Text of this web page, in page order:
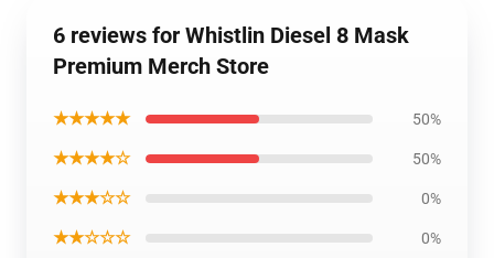
6 reviews for Whistlin Diesel 8 Mask
Premium Merch Store
★★★★★ 50%
★★★★☆ 50%
★★★☆☆ 0%
★★☆☆☆ 0%